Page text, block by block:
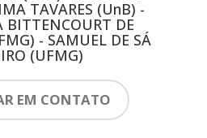
TAVARES (UnB) -
BITTENCOURT DE
- SAMUEL DE SÁ
(UFMG)
EM CONTATO